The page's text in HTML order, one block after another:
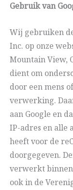
Gebruik van
Wij gebruiken
Inc. op onze
Mountain View,
dient om
door een mens
verwerking.
aan Google en
IP-adres en alle
heeft voor de
doorgegeven.
verwerkt binnen
ook in de